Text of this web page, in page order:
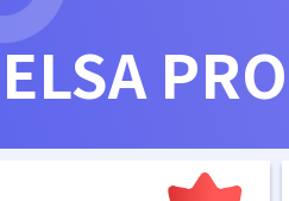
ELSA PRO